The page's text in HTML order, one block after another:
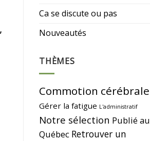
Ca se discute ou pas
Nouveautés
THÈMES
Commotion cérébrale
Gérer la fatigue L'administratif
Notre sélection Publié au
Québec Retrouver un